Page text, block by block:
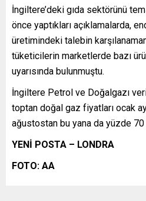
İngiltere’deki gıda sektörünü
önce yaptıkları açıklamalarda,
üretimindeki talebin
tüketicilerin marketlerde bazı
uyarısında bulunmuştu.
İngiltere Petrol ve Doğalgazı
toptan doğal gaz fiyatları ocak
ağustostan bu yana da yüzde 70
YENİ POSTA – LONDRA
FOTO: AA